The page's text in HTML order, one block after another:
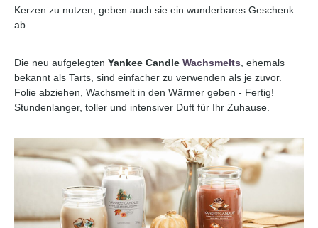
Kerzen zu nutzen, geben auch sie ein wunderbares Geschenk
ab.
Die neu aufgelegten Yankee Candle Wachsmelts, ehemals
bekannt als Tarts, sind einfacher zu verwenden als je zuvor.
Folie abziehen, Wachsmelt in den Wärmer geben - Fertig!
Stundenlanger, toller und intensiver Duft für Ihr Zuhause.